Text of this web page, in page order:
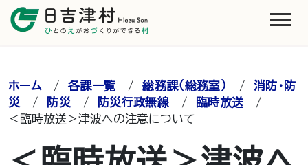
ホーム /各課一覧 /総務課（総務室） /消防・防
災 / 防災 / 防災行政無線 / 臨時放送 /
＜臨時放送＞津波への注意について